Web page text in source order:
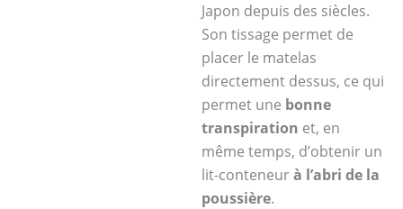
Japon depuis des siècles.
Son tissage permet de
placer le matelas
directement dessus, ce qui
permet une bonne
transpiration et, en
même temps, d’obtenir un
lit-conteneurà l’abri de la
poussière.